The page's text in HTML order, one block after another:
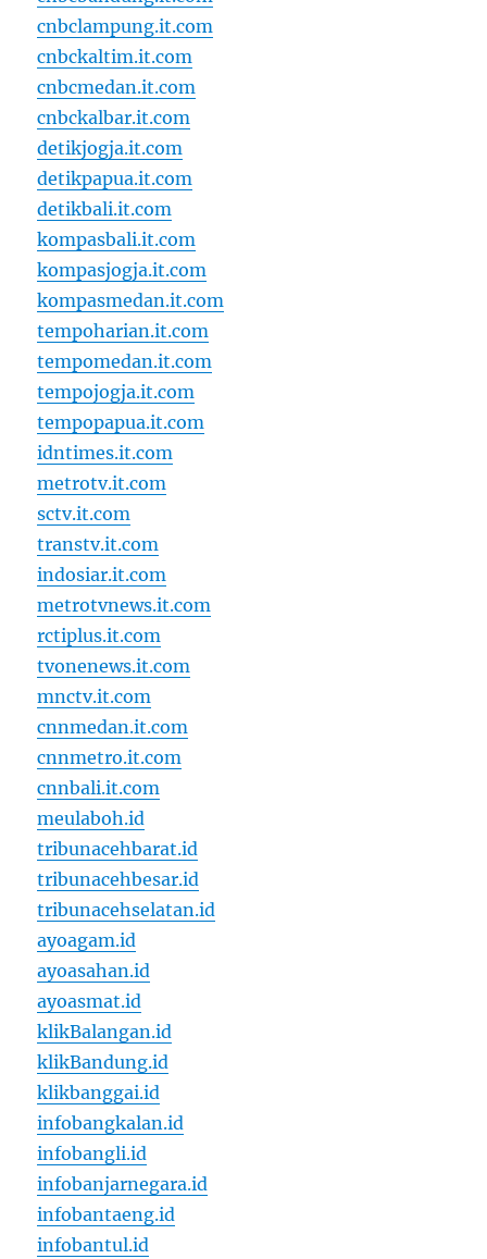
cnbclampung.it.com
cnbckaltim.it.com
cnbcmedan.it.com
cnbckalbar.it.com
detikjogja.it.com
detikpapua.it.com
detikbali.it.com
kompasbali.it.com
kompasjogja.it.com
kompasmedan.it.com
tempoharian.it.com
tempomedan.it.com
tempojogja.it.com
tempopapua.it.com
idntimes.it.com
metrotv.it.com
sctv.it.com
transtv.it.com
indosiar.it.com
metrotvnews.it.com
rctiplus.it.com
tvonenews.it.com
mnctv.it.com
cnnmedan.it.com
cnnmetro.it.com
cnnbali.it.com
meulaboh.id
tribunacehbarat.id
tribunacehbesar.id
tribunacehselatan.id
ayoagam.id
ayoasahan.id
ayoasmat.id
klikBalangan.id
klikBandung.id
klikbanggai.id
infobangkalan.id
infobangli.id
infobanjarnegara.id
infobantaeng.id
infobantul.id